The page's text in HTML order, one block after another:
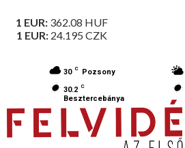
1 EUR: 362.08 HUF
1 EUR: 24.195 CZK
30 C Pozsony
30.2 C
Besztercebánya